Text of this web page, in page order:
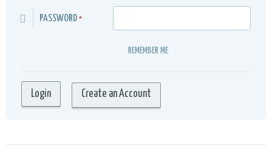
PASSWORD *
REMEMBER ME
Create an Account